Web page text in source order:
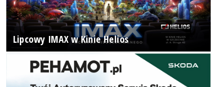
Lipcowy IMAX w Kinie Helios